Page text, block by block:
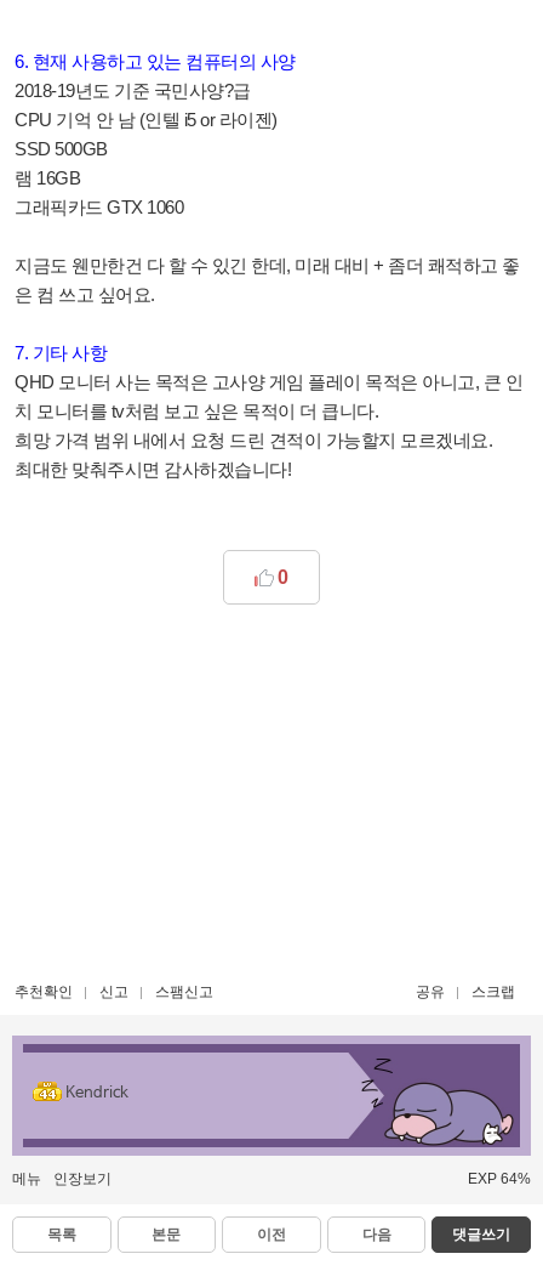
6. 현재 사용하고 있는 컴퓨터의 사양
2018-19년도 기준 국민사양?급
CPU 기억 안 남 (인텔 i5 or 라이젠)
SSD 500GB
램 16GB
그래픽카드 GTX 1060
지금도 웬만한건 다 할 수 있긴 한데, 미래 대비 + 좀더 쾌적하고 좋
은 컴 쓰고 싶어요.
7. 기타 사항
QHD 모니터 사는 목적은 고사양 게임 플레이 목적은 아니고, 큰 인
치 모니터를 tv처럼 보고 싶은 목적이 더 큽니다.
희망 가격 범위 내에서 요청 드린 견적이 가능할지 모르겠네요.
최대한 맞춰주시면 감사하겠습니다!
0
추천확인 신고 스팸신고 공유 스크랩
Kendrick
메뉴 인장보기 EXP 64%
목록 본문 이전 다음 댓글쓰기